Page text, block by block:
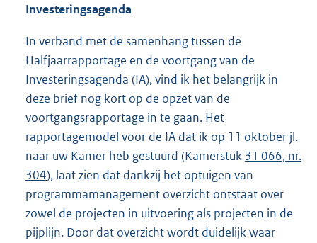
Investeringsagenda
In verband met de samenhang tussen de
Halfjaarrapportage en de voortgang van de
Investeringsagenda (IA), vind ik het belangrijk in
deze brief nog kort op de opzet van de
voortgangsrapportage in te gaan. Het
rapportagemodel voor de IA dat ik op 11 oktober jl.
naar uw Kamer heb gestuurd (Kamerstuk 31 066, nr.
304), laat zien dat dankzij het optuigen van
programmamanagement overzicht ontstaat over
zowel de projecten in uitvoering als projecten in de
pijplijn. Door dat overzicht wordt duidelijk waar